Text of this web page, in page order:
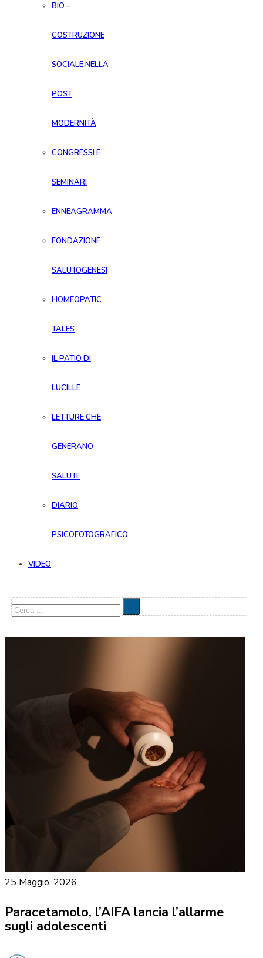
BIO –
COSTRUZIONE
SOCIALE NELLA
POST
MODERNITÀ
CONGRESSI E
SEMINARI
ENNEAGRAMMA
FONDAZIONE
SALUTOGENESI
HOMEOPATIC
TALES
IL PATIO DI
LUCILLE
LETTURE CHE
GENERANO
SALUTE
DIARIO
PSICOFOTOGRAFICO
VIDEO
Cerca
25 Maggio, 2026
Paracetamolo, l’AIFA lancia l’allarme
sugli adolescenti